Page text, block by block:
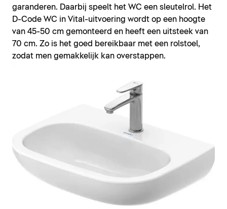
garanderen. Daarbij speelt het WC een sleutelrol. Het
D-Code WC in Vital-uitvoering wordt op een hoogte
van 45-50 cm gemonteerd en heeft een uitsteek van
70 cm. Zo is het goed bereikbaar met een rolstoel,
zodat men gemakkelijk kan overstappen.